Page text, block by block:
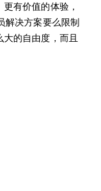
有价值的体验，
解决方案要么限制
的自由度，而且